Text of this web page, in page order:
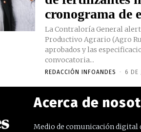
cronograma de
La Contraloría General
Productivo Agrario (Agro
aprobados y las
convocatoria...
REDACCIÓN INFOANDES - 6 DE
Acerca de
Medio de comunicación digital